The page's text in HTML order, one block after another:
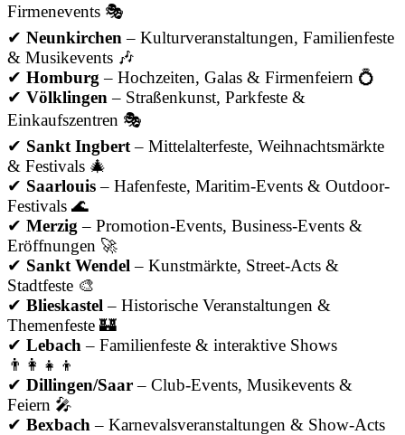
Firmenevents 🎭
✔ Neunkirchen – Kulturveranstaltungen, Familienfeste
& Musikevents 🎶
✔ Homburg – Hochzeiten, Galas & Firmenfeiern 💍
✔ Völklingen – Straßenkunst, Parkfeste &
Einkaufszentren 🎭
✔ Sankt Ingbert– Mittelalterfeste, Weihnachtsmärkte
& Festivals 🎄
✔ Saarlouis– Hafenfeste, Maritim-Events & Outdoor-
Festivals 🌊
✔ Merzig – Promotion-Events, Business-Events &
Eröffnungen 🚀
✔ Sankt Wendel – Kunstmärkte, Street-Acts &
Stadtfeste 🎨
✔ Blieskastel – Historische Veranstaltungen &
Themenfeste 🏰
✔ Lebach – Familienfeste & interaktive Shows
👨‍👩‍👧‍👦
✔ Dillingen/Saar– Club-Events, Musikevents &
Feiern 🎤
✔ Bexbach – Karnevalsveranstaltungen & Show-Acts